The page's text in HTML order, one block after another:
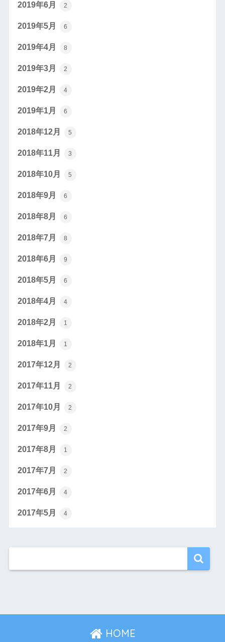
2019年6月 2
2019年5月 6
2019年4月 8
2019年3月 2
2019年2月 4
2019年1月 6
2018年12月 5
2018年11月 3
2018年10月 5
2018年9月 6
2018年8月 6
2018年7月 8
2018年6月 9
2018年5月 6
2018年4月 4
2018年2月 1
2018年1月 1
2017年12月 2
2017年11月 2
2017年10月 2
2017年9月 2
2017年8月 1
2017年7月 2
2017年6月 4
2017年5月 4
HOME